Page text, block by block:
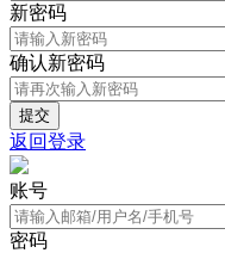
新密码
确认新密码
返回登录
账号
密码